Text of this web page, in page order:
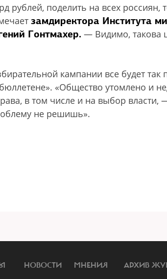
рублей, поделить на всех россиян,
замдиректора Института
Гонтмахер. — Видимо, такова
кампании все будет так
«Общество утомлено и
в том числе и на выбор власти,
не решишь».
НОВОСТИ МНЕНИЯ АРХИВ